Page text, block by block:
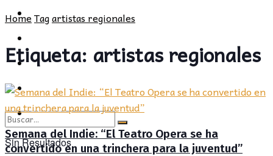
CULTURA
Sin Resultados
PROVINCIA
SOCIEDAD
CULTURA
OPINIÓN
HomeTagartistas regionales
Etiqueta: artistas regionales
Semana del Indie: “El Teatro Opera se ha
convertido en una trinchera para la juventud”